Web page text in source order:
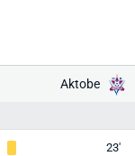
Aktobe
23'